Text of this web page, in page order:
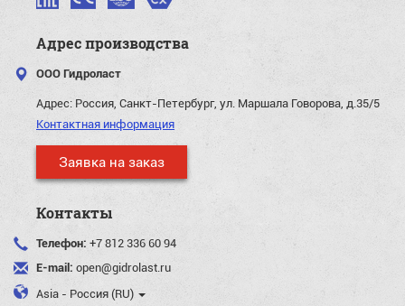
Адрес производства
ООО Гидроласт
Адрес: Россия, Санкт-Петербург, ул. Маршала Говорова, д.35/5
Контактная информация
Заявка на заказ
Контакты
Телефон: +7 812 336 60 94
E-mail: open@gidrolast.ru
Asia - Россия (RU)